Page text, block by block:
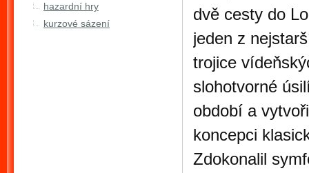
dvě cesty do
jeden z
trojice
slohotvorné
období a
koncepci
Zdokonalil
hazardní hry
kurzové sázení